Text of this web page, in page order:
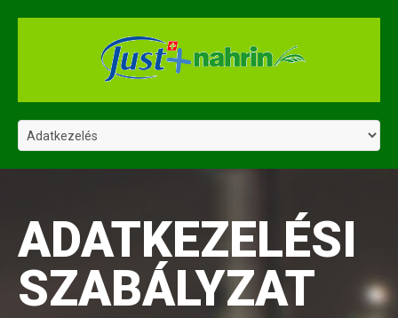
ADATKEZELÉSI
SZABÁLYZAT